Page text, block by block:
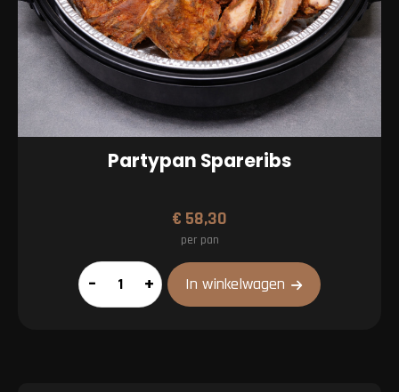
Partypan Spareribs
€ 58,30
per pan
Partypan
Spareribs
– + In winkelwagen